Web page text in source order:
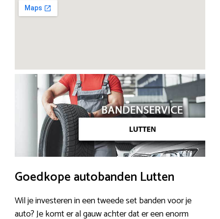
Goedkope autobanden Lutten
Wil je investeren in een tweede set banden voor je
auto? Je komt er al gauw achter dat er een enorm